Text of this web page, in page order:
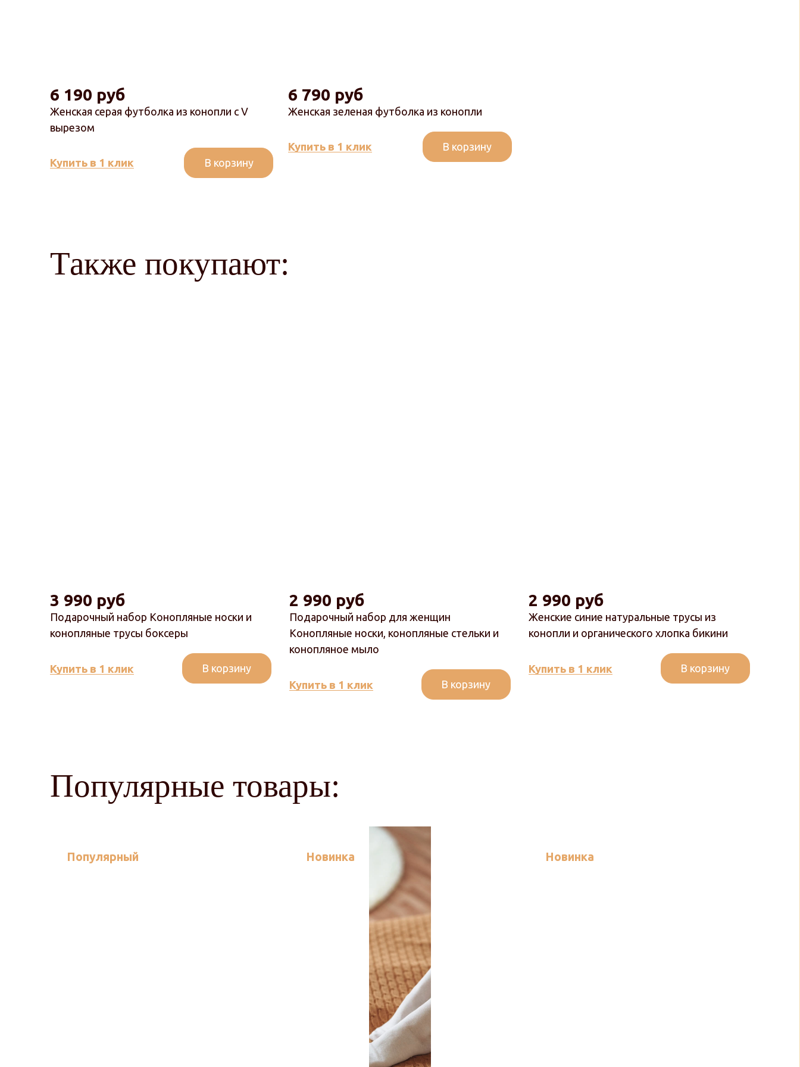
Женская серая футболка из конопли с V
вырезом
6 190 руб
Купить в 1 клик В корзину
Женская зеленая футболка из конопли
6 790 руб
Купить в 1 клик В корзину
Также покупают:
Подарочный набор Конопляные носки и
конопляные трусы боксеры
3 990 руб
Купить в 1 клик В корзину
Подарочный набор для женщин
Конопляные носки, конопляные стельки и
конопляное мыло
2 990 руб
Купить в 1 клик В корзину
Женские синие натуральные трусы из
конопли и органического хлопка бикини
2 990 руб
Купить в 1 клик В корзину
Популярные товары:
Популярный Новинка Новинка